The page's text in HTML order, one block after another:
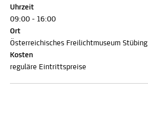
Uhrzeit
09:00 - 16:00
Ort
Österreichisches Freilichtmuseum Stübing
Kosten
reguläre Eintrittspreise